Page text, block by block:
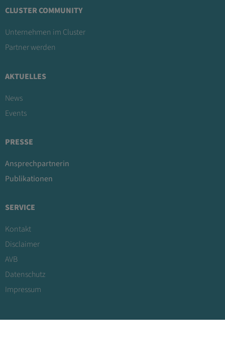
CLUSTER COMMUNITY
Unternehmen im Cluster
Partner werden
AKTUELLES
News
Events
PRESSE
Ansprechpartnerin
Publikationen
SERVICE
Kontakt
Disclaimer
AVB
Datenschutz
Impressum